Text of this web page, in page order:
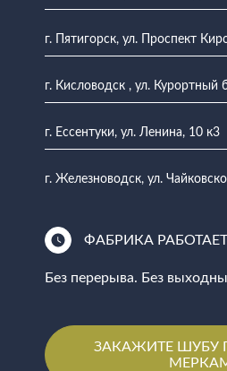
г. Пятигорск, ул. Проспект
г. Кисловодск , ул. Курортный
г. Ессентуки, ул. Ленина, 10 к3
г. Железноводск, ул.
ФАБРИКА РАБОТАЕТ
Без перерыва. Без
ЗАКАЖИТЕ ШУБУ